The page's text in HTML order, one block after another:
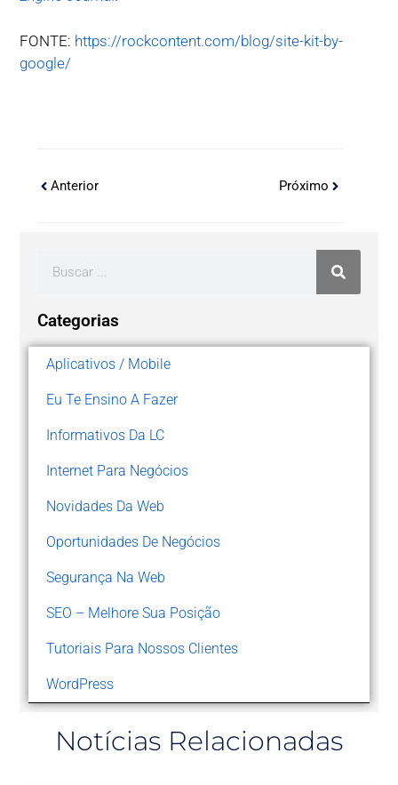
FONTE: https://rockcontent.com/blog/site-kit-by-
google/
Anterior Próximo
Categorias
Aplicativos / Mobile
Eu Te Ensino A Fazer
Informativos Da LC
Internet Para Negócios
Novidades Da Web
Oportunidades De Negócios
Segurança Na Web
SEO – Melhore Sua Posição
Tutoriais Para Nossos Clientes
WordPress
Notícias Relacionadas